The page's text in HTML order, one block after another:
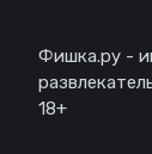
Фишка.ру -
18+